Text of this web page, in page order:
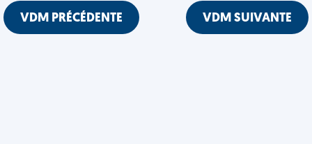
VDM PRÉCÉDENTE VDM SUIVANTE